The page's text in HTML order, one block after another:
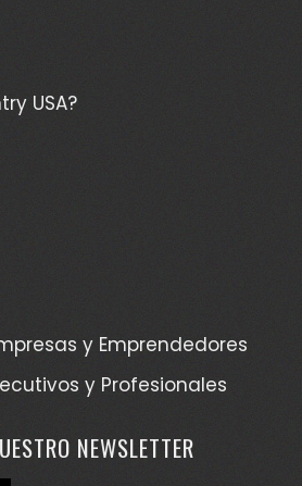
USA?
y Emprendedores
y Profesionales
NEWSLETTER